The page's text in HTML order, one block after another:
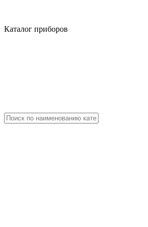
Каталог приборов